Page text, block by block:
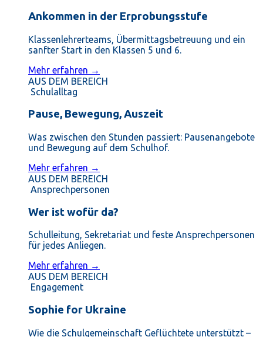
Ankommen in der Erprobungsstufe
Klassenlehrerteams, Übermittagsbetreuung und ein
sanfter Start in den Klassen 5 und 6.
Mehr erfahren →
AUS DEM BEREICH
Schulalltag
Pause, Bewegung, Auszeit
Was zwischen den Stunden passiert: Pausenangebote
und Bewegung auf dem Schulhof.
Mehr erfahren →
AUS DEM BEREICH
Ansprechpersonen
Wer ist wofür da?
Schulleitung, Sekretariat und feste Ansprechpersonen
für jedes Anliegen.
Mehr erfahren →
AUS DEM BEREICH
Engagement
Sophie for Ukraine
Wie die Schulgemeinschaft Geflüchtete unterstützt –